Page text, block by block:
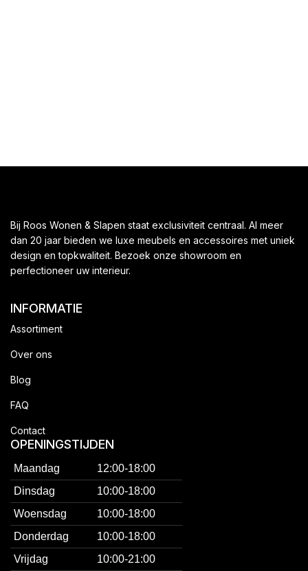
Bij Roos Wonen & Slapen staat exclusiviteit centraal. Al meer
dan 20 jaar bieden we luxe meubels en accessoires met uniek
design en topkwaliteit. Bezoek onze showroom en
perfectioneer uw interieur.
INFORMATIE
Assortiment
Over ons
Blog
FAQ
Contact
OPENINGSTIJDEN
Maandag
12:00-18:00
Dinsdag
10:00-18:00
Woensdag
10:00-18:00
Donderdag
10:00-18:00
Vrijdag
10:00-21:00